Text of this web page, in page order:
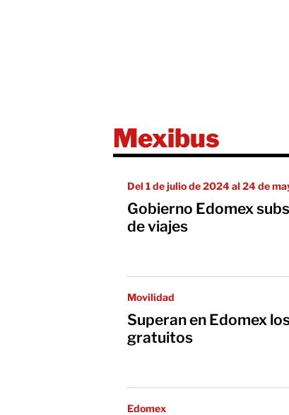
Mexibus
Del 1 de julio de 2024 al 24 de
Gobierno Edomex
de viajes
Movilidad
Superan en Edomex
gratuitos
Edomex